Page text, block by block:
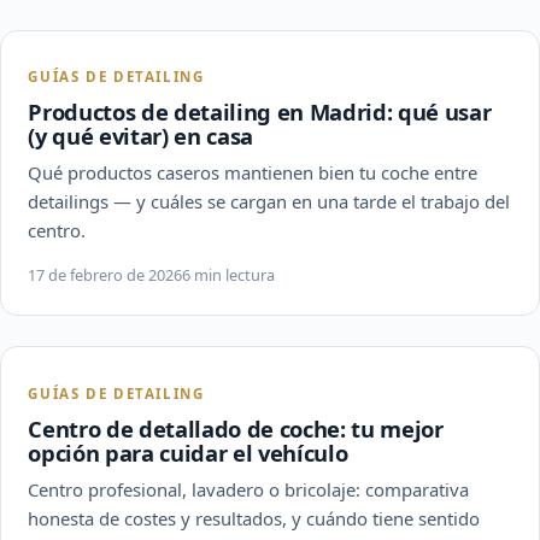
GUÍAS DE DETAILING
Productos de detailing en Madrid: qué usar
(y qué evitar) en casa
Qué productos caseros mantienen bien tu coche entre
detailings — y cuáles se cargan en una tarde el trabajo del
centro.
17 de febrero de 20266 min lectura
GUÍAS DE DETAILING
Centro de detallado de coche: tu mejor
opción para cuidar el vehículo
Centro profesional, lavadero o bricolaje: comparativa
honesta de costes y resultados, y cuándo tiene sentido